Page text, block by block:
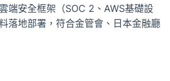
端安全框架（SOC 2、AWS基礎設
落地部署，符合金管會、日本金融廳